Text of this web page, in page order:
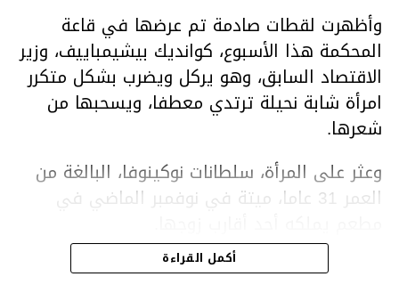
وأظهرت لقطات صادمة تم عرضها في قاعة
المحكمة هذا الأسبوع، كوانديك بيشيمباييف، وزير
الاقتصاد السابق، وهو يركل ويضرب بشكل متكرر
امرأة شابة نحيلة ترتدي معطفا، ويسحبها من
شعرها.
وعثر على المرأة، سلطانات نوكينوفا، البالغة من
العمر 31 عاما، ميتة في نوفمبر الماضي في
ووفقا لتقرير الطبيب الشرعي، توفيت نوكينوفا
أكمل القراءة